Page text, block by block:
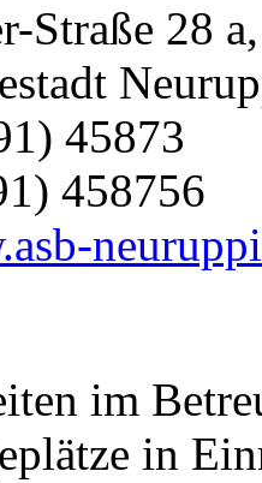
Straße 28
45873
458756
im
in